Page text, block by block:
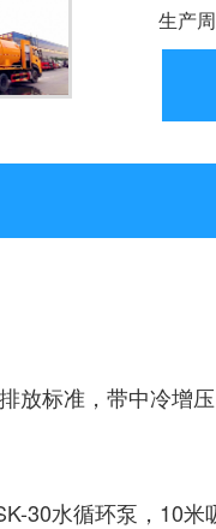
生产
标准，带中冷增
30水循环泵，10